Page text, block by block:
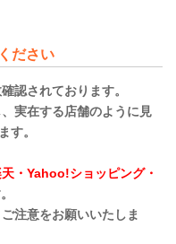
ださい
認されております。
実在する店舗のように見
す。
・Yahoo!ショッピング・
注意をお願いいたしま